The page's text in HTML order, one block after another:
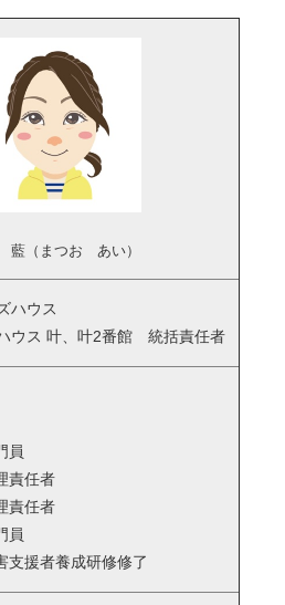
藍（まつお あい）
ハウス
ウス 叶、叶2番館 統括責任者
員
責任者
責任者
員
支援者養成研修修了